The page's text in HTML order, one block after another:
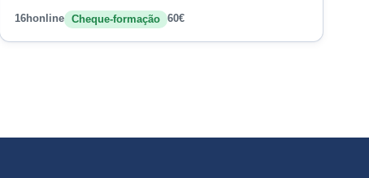
16honline Cheque-formação 60€